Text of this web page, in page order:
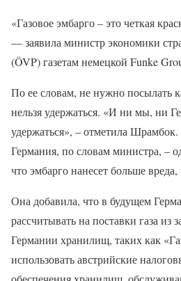
«Газовое эмбарго – это четкая
— заявила министр экономики
(ÖVP) газетам немецкой Funke
По ее словам, не нужно посылать
нельзя удержаться. «И ни мы, ни
удержаться», – отметила
Германия, по словам министра, –
что эмбарго нанесет больше
Она добавила, что в будущем
рассчитывать на поставки газа из
Германии хранилищ, таких как
использовать австрийские